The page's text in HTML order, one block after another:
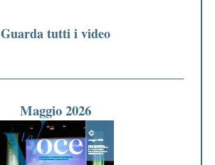
Guarda tutti i video
Maggio 2026